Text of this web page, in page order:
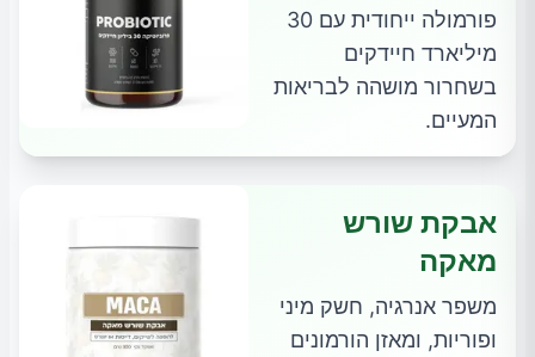
פורמולה ייחודית עם 30
מיליארד חיידקים
בשחרור מושהה לבריאות
המעיים.
אבקת שורש
מאקה
משפר אנרגיה, חשק מיני
ופוריות, ומאזן הורמונים